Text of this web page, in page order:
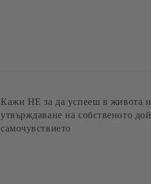
Кажи НЕ за да успееш в живота
утвърждаване на собственото
самочувствието